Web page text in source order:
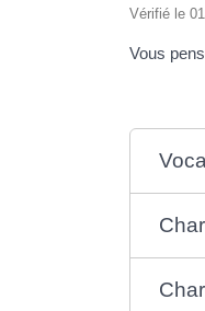
Vérifié le
Vous